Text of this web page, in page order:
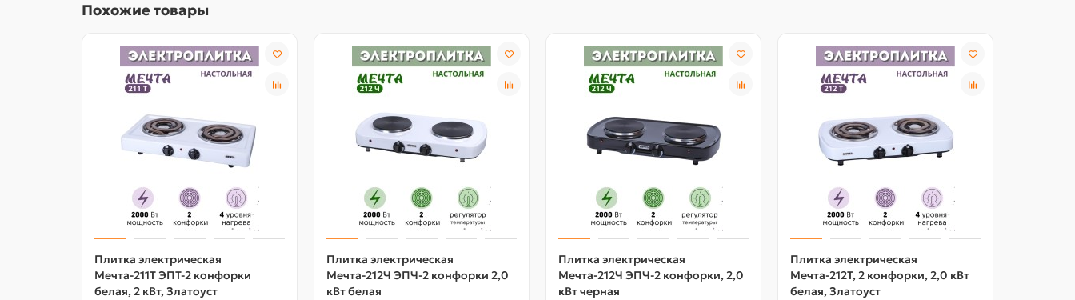
Похожие товары
Плитка электрическая
Мечта-211Т ЭПТ-2 конфорки
белая, 2 кВт, Златоуст
Плитка электрическая
Мечта-212Ч ЭПЧ-2 конфорки 2,0
кВт белая
Плитка электрическая
Мечта-212Ч ЭПЧ-2 конфорки, 2,0
кВт черная
Плитка электрическая
Мечта-212Т, 2 конфорки, 2,0 кВт
белая, Златоуст